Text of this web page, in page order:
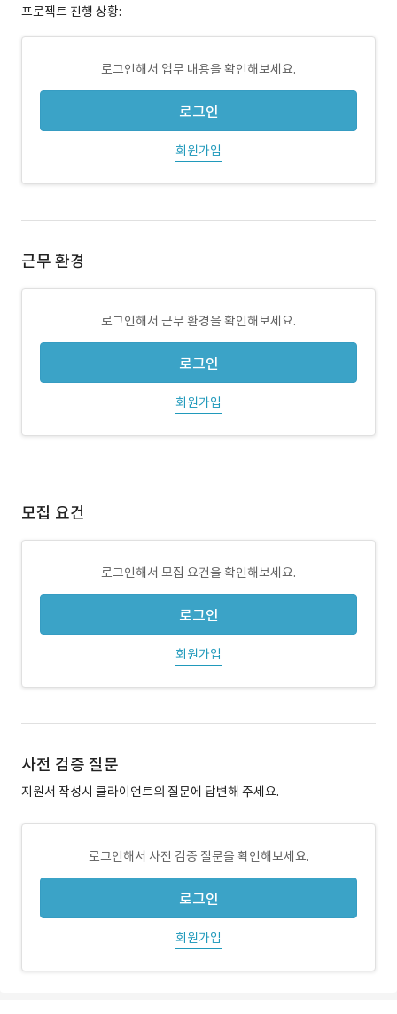
프로젝트 진행 상황:
로그인해서 업무 내용을 확인해보세요.
로그인
회원가입
근무 환경
로그인해서 근무 환경을 확인해보세요.
로그인
회원가입
모집 요건
로그인해서 모집 요건을 확인해보세요.
로그인
회원가입
사전 검증 질문
지원서 작성시 클라이언트의 질문에 답변해 주세요.
로그인해서 사전 검증 질문을 확인해보세요.
로그인
회원가입